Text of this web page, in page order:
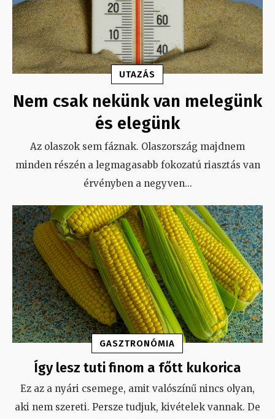
UTAZÁS
Nem csak nekünk van melegünk
és elegünk
Az olaszok sem fáznak. Olaszország majdnem
minden részén a legmagasabb fokozatú riasztás van
érvényben a negyven...
GASZTRONÓMIA
Így lesz tuti finom a főtt kukorica
Ez az a nyári csemege, amit valószínű nincs olyan,
aki nem szereti. Persze tudjuk, kivételek vannak. De